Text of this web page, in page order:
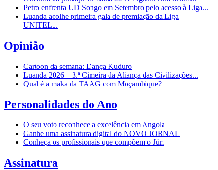
Petro enfrenta UD Songo em Setembro pelo acesso à Liga...
Luanda acolhe primeira gala de premiação da Liga
UNITEL...
Opinião
Cartoon da semana: Dança Kuduro
Luanda 2026 – 3.ª Cimeira da Aliança das Civilizações...
Qual é a maka da TAAG com Moçambique?
Personalidades do Ano
O seu voto reconhece a excelência em Angola
Ganhe uma assinatura digital do NOVO JORNAL
Conheça os profissionais que compõem o Júri
Assinatura